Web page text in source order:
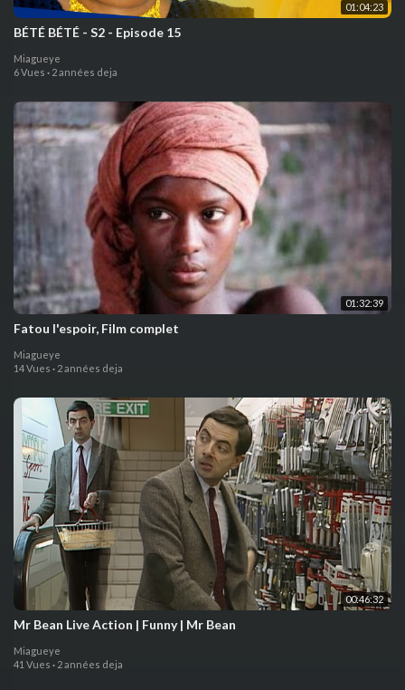
01:04:23
BÉTÉ BÉTÉ - S2 - Episode 15
Miagueye
6 Vues · 2 années deja
01:32:39
Fatou l'espoir, Film complet
Miagueye
14 Vues · 2 années deja
00:46:32
Mr Bean Live Action | Funny | Mr Bean
Miagueye
41 Vues · 2 années deja